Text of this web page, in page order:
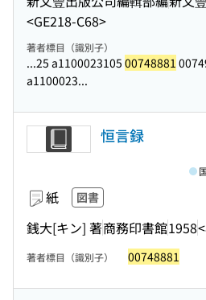
<GE218-C68>
著者標目（識別子）
...25 a1100023105 00748881
a1100023...
恒言録
紙 図書
銭大[キン] 著商務印書館1958
著者標目（識別子） 00748881